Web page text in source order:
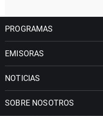
PROGRAMAS
EMISORAS
NOTICIAS
SOBRE NOSOTROS